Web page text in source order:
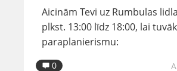
Aicinām Tevi uz Rumbulas
plkst. 13:00 līdz 18:00, lai
paraplanierismu:
0